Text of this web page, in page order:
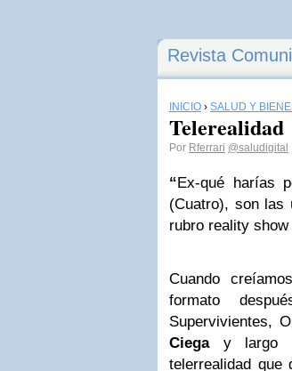
Revista
INICIO › SALUD Y
Telerealidad
Por Rferrari @saludigital
“Ex-qué harías
(Cuatro), son las
rubro reality show
Cuando
formato
Supervivientes,
Ciegay largo
telerrealidad que